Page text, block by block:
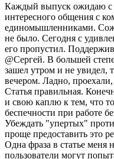
Каждый выпуск ожидаю с
интересного общения с
единомышленниками.
не было. Сегодня с
его пропустил.
@Сергей. В большей
зашел утром и не увидел,
вечером. Ладно,
Статья правильная.
и свою каплю к тем, что
беспечности при работе
Убеждать "упертых"
проще предоставить это
Одна фраза в статье меня
пользователи могут